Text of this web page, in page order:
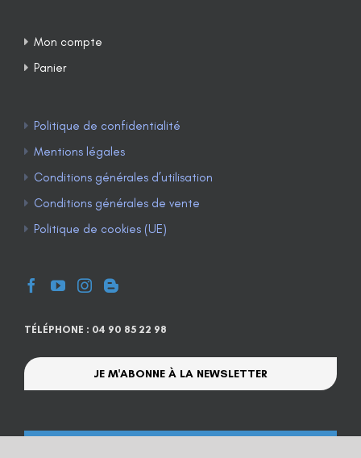
Mon compte
Panier
Politique de confidentialité
Mentions légales
Conditions générales d’utilisation
Conditions générales de vente
Politique de cookies (UE)
TÉLÉPHONE : 04 90 85 22 98
JE M'ABONNE À LA NEWSLETTER